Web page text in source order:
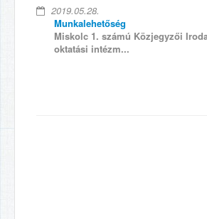
2019.05.28.
Munkalehetőség
Miskolc 1. számú Közjegyzői
oktatási intézm...